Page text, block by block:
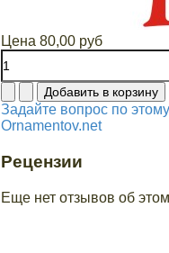
Цена 80,00 руб
Задайте вопрос по
Ornamentov.net
Рецензии
Еще нет отзывов об